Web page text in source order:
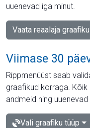
uuenevad iga minut.
Vaata reaalaja
Viimase 30
Rippmenüüst saab
graafikud korraga.
andmeid ning uuenevad
Vali graafiku tüüp